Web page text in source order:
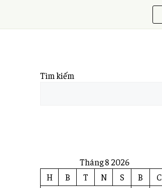
Tìm kiếm
Tháng 8 2026
H
B T N S B
C